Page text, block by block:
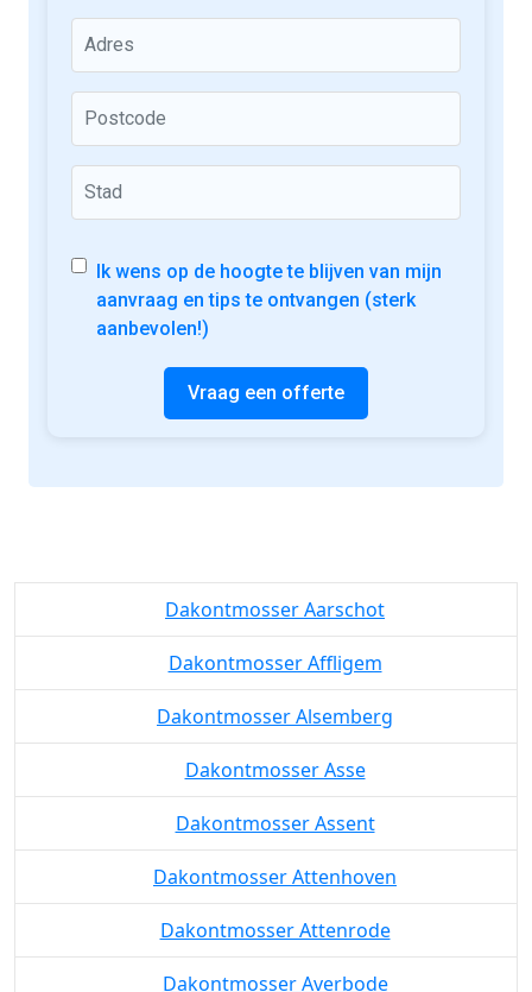
aanvraag en tips te ontvangen (sterk
aanbevolen!)
Dakontmosser Aarschot
Dakontmosser Affligem
Dakontmosser Alsemberg
Dakontmosser Asse
Dakontmosser Assent
Dakontmosser Attenhoven